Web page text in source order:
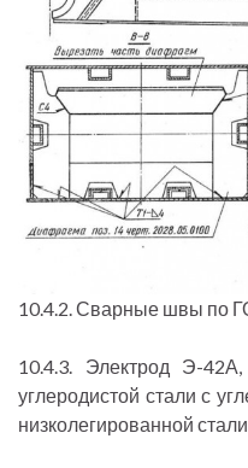
10.4.2. Сварные швы по
10.4.3. Электрод Э-
углеродистой стали с
низколегированной